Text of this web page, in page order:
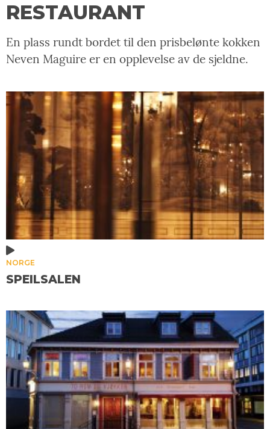
RESTAURANT
En plass rundt bordet til den prisbelønte kokken
Neven Maguire er en opplevelse av de sjeldne.
NORGE
SPEILSALEN